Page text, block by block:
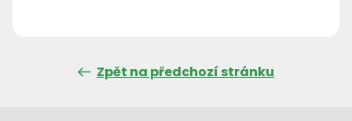
Zpět na předchozí stránku